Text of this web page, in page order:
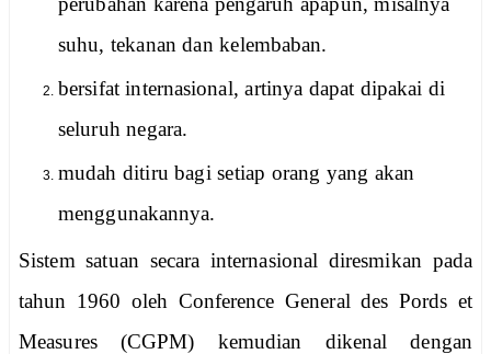
suhu, tekanan dan kelembaban.
bersifat internasional, artinya dapat dipakai di
seluruh negara.
mudah ditiru bagi setiap orang yang akan
menggunakannya.
Sistem satuan secara internasional diresmikan pada
tahun 1960 oleh Conference General des Pords et
Measures (CGPM) kemudian dikenal dengan